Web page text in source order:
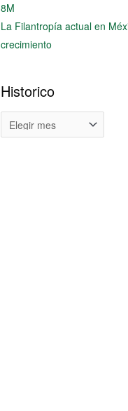
8M
La Filantropía actual en
crecimiento
Historico